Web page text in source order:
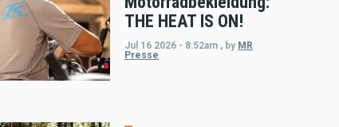
THE HEAT IS ON!
Jul 16 2026 - 8:52am , by MR
Presse